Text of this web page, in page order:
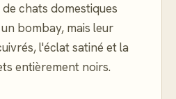
chats domestiques
bombay, mais leur
l'éclat satiné et la
entièrement noirs.